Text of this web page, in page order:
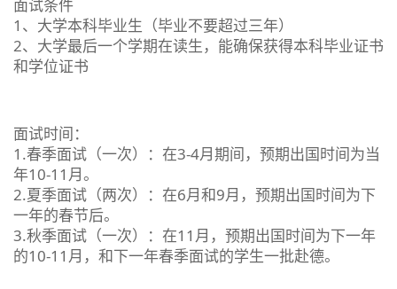
面试条件
1、大学本科毕业生（毕业不要超过三年）
2、大学最后一个学期在读生，能确保获得本科毕业证书
和学位证书
面试时间：
1.春季面试（一次）：在3-4月期间，预期出国时间为当
年10-11月。
2.夏季面试（两次）：在6月和9月，预期出国时间为下
一年的春节后。
3.秋季面试（一次）：在11月，预期出国时间为下一年
的10-11月，和下一年春季面试的学生一批赴德。